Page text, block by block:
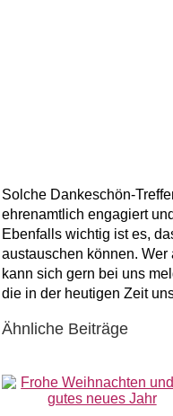
Solche Dankeschön-
ehrenamtlich engagiert
Ebenfalls wichtig ist es,
austauschen können.
kann sich gern bei uns
die in der heutigen Zeit
Ähnliche Beiträge